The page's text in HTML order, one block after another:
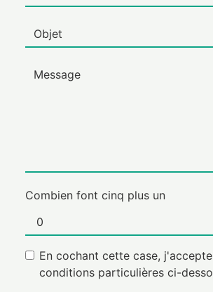
Combien font cinq plus un
En cochant cette case,
conditions particulières ci-